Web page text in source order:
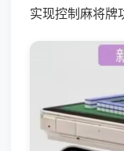
实现控制麻将牌